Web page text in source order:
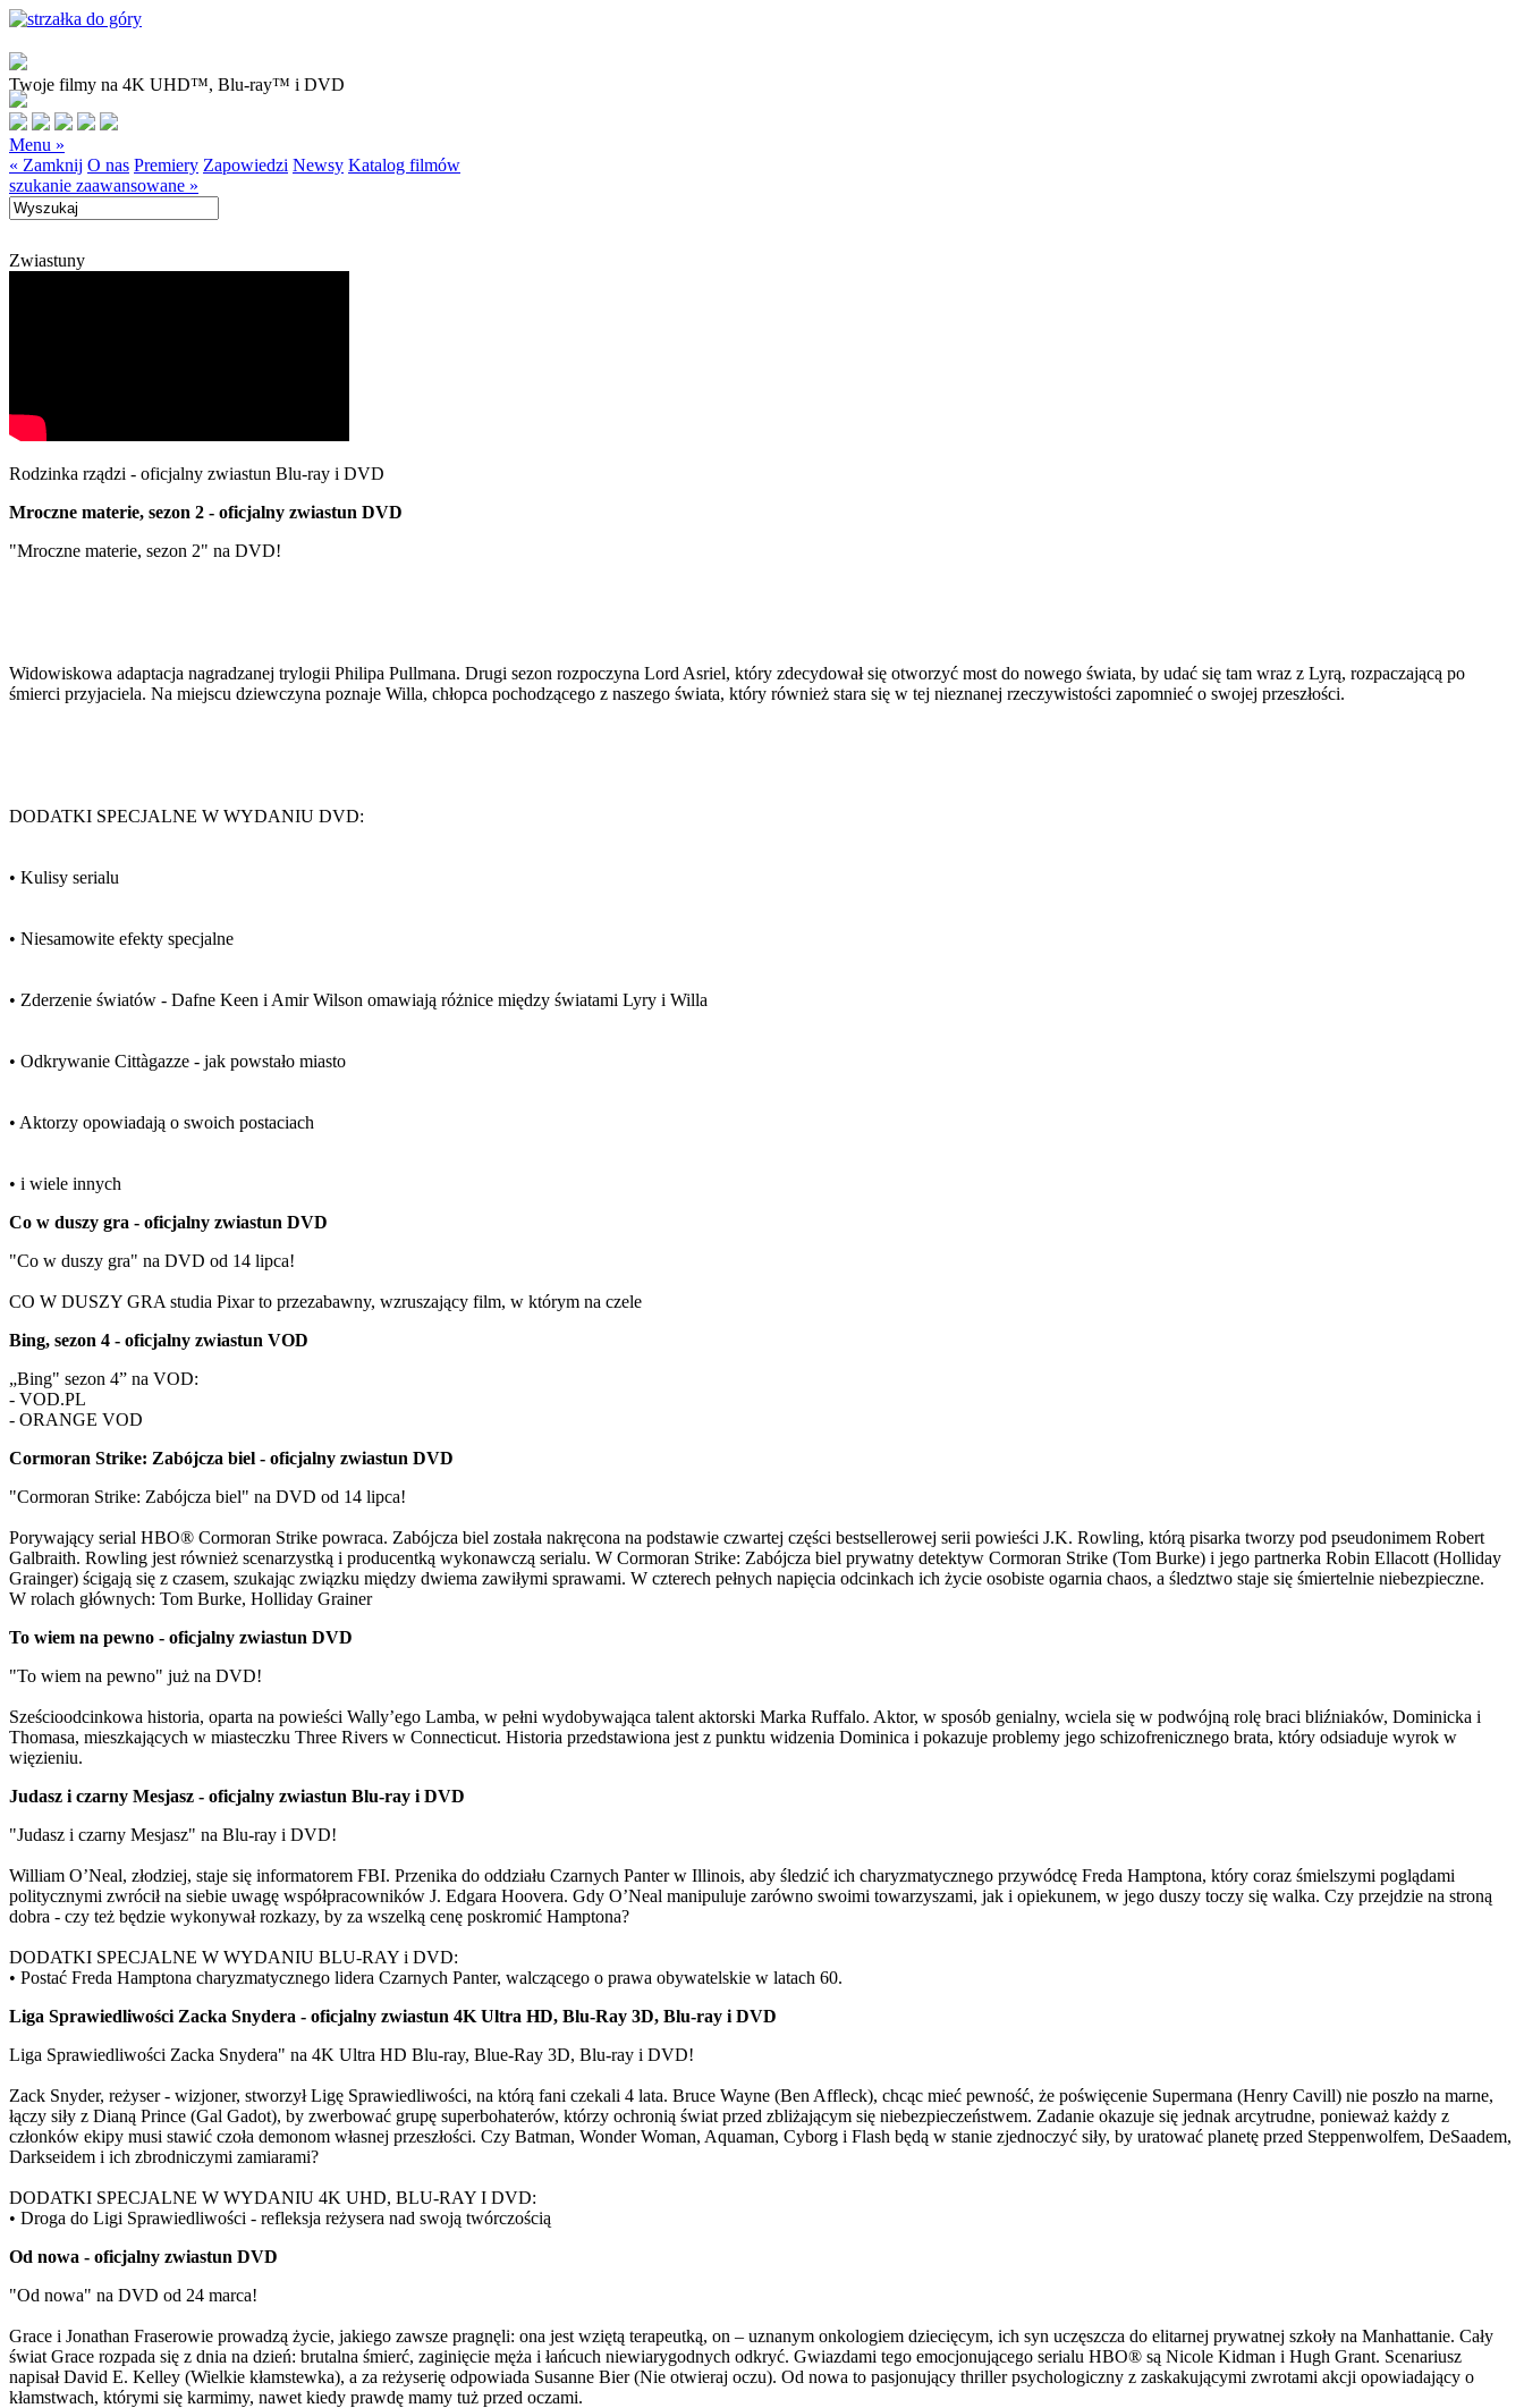
Twoje filmy na 4K UHD™, Blu-ray™ i DVD
Menu »
« Zamknij O nas Premiery Zapowiedzi Newsy Katalog filmów
szukanie zaawansowane »
Zwiastuny
Rodzinka rządzi - oficjalny zwiastun Blu-ray i DVD
Mroczne materie, sezon 2 - oficjalny zwiastun DVD
"Mroczne materie, sezon 2" na DVD!
Widowiskowa adaptacja nagradzanej trylogii Philipa Pullmana. Drugi sezon rozpoczyna Lord Asriel, który zdecydował się otworzyć most do nowego świata, by udać się tam wraz z Lyrą, rozpaczającą po
śmierci przyjaciela. Na miejscu dziewczyna poznaje Willa, chłopca pochodzącego z naszego świata, który również stara się w tej nieznanej rzeczywistości zapomnieć o swojej przeszłości.
DODATKI SPECJALNE W WYDANIU DVD:
• Kulisy serialu
• Niesamowite efekty specjalne
• Zderzenie światów - Dafne Keen i Amir Wilson omawiają różnice między światami Lyry i Willa
• Odkrywanie Cittàgazze - jak powstało miasto
• Aktorzy opowiadają o swoich postaciach
• i wiele innych
Co w duszy gra - oficjalny zwiastun DVD
"Co w duszy gra" na DVD od 14 lipca!
CO W DUSZY GRA studia Pixar to przezabawny, wzruszający film, w którym na czele
Bing, sezon 4 - oficjalny zwiastun VOD
„Bing" sezon 4” na VOD:
- VOD.PL
- ORANGE VOD
Cormoran Strike: Zabójcza biel - oficjalny zwiastun DVD
"Cormoran Strike: Zabójcza biel" na DVD od 14 lipca!
Porywający serial HBO® Cormoran Strike powraca. Zabójcza biel została nakręcona na podstawie czwartej części bestsellerowej serii powieści J.K. Rowling, którą pisarka tworzy pod pseudonimem Robert
Galbraith. Rowling jest również scenarzystką i producentką wykonawczą serialu. W Cormoran Strike: Zabójcza biel prywatny detektyw Cormoran Strike (Tom Burke) i jego partnerka Robin Ellacott (Holliday
Grainger) ścigają się z czasem, szukając związku między dwiema zawiłymi sprawami. W czterech pełnych napięcia odcinkach ich życie osobiste ogarnia chaos, a śledztwo staje się śmiertelnie niebezpieczne.
W rolach głównych: Tom Burke, Holliday Grainer
To wiem na pewno - oficjalny zwiastun DVD
"To wiem na pewno" już na DVD!
Sześcioodcinkowa historia, oparta na powieści Wally’ego Lamba, w pełni wydobywająca talent aktorski Marka Ruffalo. Aktor, w sposób genialny, wciela się w podwójną rolę braci bliźniaków, Dominicka i
Thomasa, mieszkających w miasteczku Three Rivers w Connecticut. Historia przedstawiona jest z punktu widzenia Dominica i pokazuje problemy jego schizofrenicznego brata, który odsiaduje wyrok w
więzieniu.
Judasz i czarny Mesjasz - oficjalny zwiastun Blu-ray i DVD
"Judasz i czarny Mesjasz" na Blu-ray i DVD!
William O’Neal, złodziej, staje się informatorem FBI. Przenika do oddziału Czarnych Panter w Illinois, aby śledzić ich charyzmatycznego przywódcę Freda Hamptona, który coraz śmielszymi poglądami
politycznymi zwrócił na siebie uwagę współpracowników J. Edgara Hoovera. Gdy O’Neal manipuluje zarówno swoimi towarzyszami, jak i opiekunem, w jego duszy toczy się walka. Czy przejdzie na stroną
dobra - czy też będzie wykonywał rozkazy, by za wszelką cenę poskromić Hamptona?
DODATKI SPECJALNE W WYDANIU BLU-RAY i DVD:
• Postać Freda Hamptona charyzmatycznego lidera Czarnych Panter, walczącego o prawa obywatelskie w latach 60.
Liga Sprawiedliwości Zacka Snydera - oficjalny zwiastun 4K Ultra HD, Blu-Ray 3D, Blu-ray i DVD
Liga Sprawiedliwości Zacka Snydera" na 4K Ultra HD Blu-ray, Blue-Ray 3D, Blu-ray i DVD!
Zack Snyder, reżyser - wizjoner, stworzył Ligę Sprawiedliwości, na którą fani czekali 4 lata. Bruce Wayne (Ben Affleck), chcąc mieć pewność, że poświęcenie Supermana (Henry Cavill) nie poszło na marne,
łączy siły z Dianą Prince (Gal Gadot), by zwerbować grupę superbohaterów, którzy ochronią świat przed zbliżającym się niebezpieczeństwem. Zadanie okazuje się jednak arcytrudne, ponieważ każdy z
członków ekipy musi stawić czoła demonom własnej przeszłości. Czy Batman, Wonder Woman, Aquaman, Cyborg i Flash będą w stanie zjednoczyć siły, by uratować planetę przed Steppenwolfem, DeSaadem,
Darkseidem i ich zbrodniczymi zamiarami?
DODATKI SPECJALNE W WYDANIU 4K UHD, BLU-RAY I DVD:
• Droga do Ligi Sprawiedliwości - refleksja reżysera nad swoją twórczością
Od nowa - oficjalny zwiastun DVD
"Od nowa" na DVD od 24 marca!
Grace i Jonathan Fraserowie prowadzą życie, jakiego zawsze pragnęli: ona jest wziętą terapeutką, on – uznanym onkologiem dziecięcym, ich syn uczęszcza do elitarnej prywatnej szkoły na Manhattanie. Cały
świat Grace rozpada się z dnia na dzień: brutalna śmierć, zaginięcie męża i łańcuch niewiarygodnych odkryć. Gwiazdami tego emocjonującego serialu HBO® są Nicole Kidman i Hugh Grant. Scenariusz
napisał David E. Kelley (Wielkie kłamstewka), a za reżyserię odpowiada Susanne Bier (Nie otwieraj oczu). Od nowa to pasjonujący thriller psychologiczny z zaskakującymi zwrotami akcji opowiadający o
kłamstwach, którymi się karmimy, nawet kiedy prawdę mamy tuż przed oczami.